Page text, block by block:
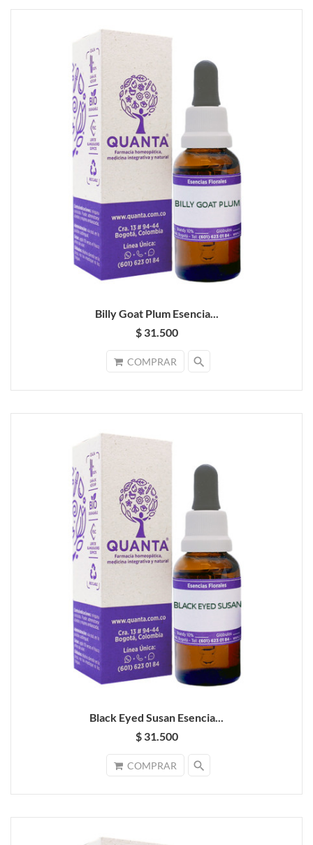
Billy Goat Plum Esencia...
$ 31.500
COMPRAR search
Black Eyed Susan Esencia...
$ 31.500
COMPRAR search